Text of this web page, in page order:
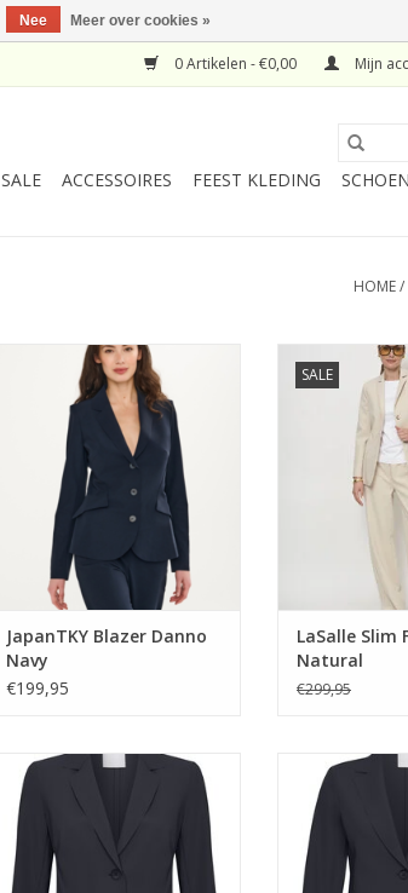
0 Artikelen - €0,00 Mijn
SALE ACCESSOIRES FEEST KLEDING
HOME/
JapanTKY Blazer Danno Navy
TOEVOEGEN AAN WINKELWAGEN
JapanTKY Blazer Danno
Navy
€199,95
SALE
LaSalle Slim
TOEVOEGEN
LaSalle Slim
Natural
€299,95
JapanTKY Toku Blazer Black
TOEVOEGEN AAN WINKELWAGEN
JapanTKY Toku
TOEVOEGEN
Nee Meer over cookies »